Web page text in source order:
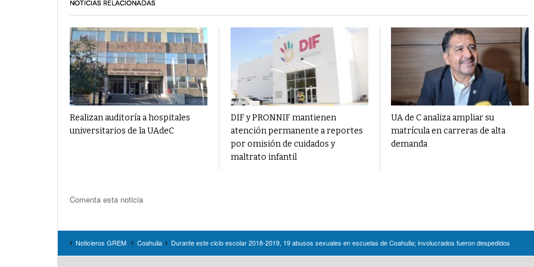
NOTICIAS RELACIONADAS
Realizan auditoría a hospitales
universitarios de la UAdeC
DIF y PRONNIF mantienen
atención permanente a reportes
por omisión de cuidados y
maltrato infantil
UA de C analiza ampliar su
matrícula en carreras de alta
demanda
Comenta esta noticia
Noticieros GREM Coahuila Durante este ciclo escolar 2018-2019, 19 abusos sexuales en escuelas de Coahuila; involucrados fueron despedidos